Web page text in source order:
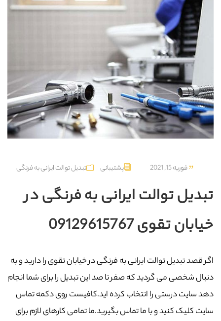
فوریه 15, 2021 پشتیبانی تبدیل توالت ایرانی به فرنگی
تبدیل توالت ایرانی به فرنگی در
خیابان تقوی 09129615767
اگر قصد تبدیل توالت ایرانی به فرنگی در خیابان تقوی را دارید و به
دنبال شخصی می گردید که صفر تا صد این تبدیل را برای شما انجام
دهد سایت درستی را انتخاب کرده اید.کافیست روی دکمه تماس
سایت کلیک کنید و با ما تماس بگیرید.ما تمامی کارهای لازم برای